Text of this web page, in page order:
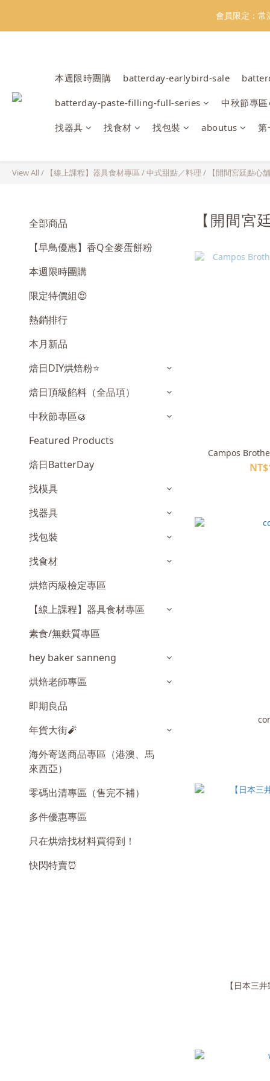
會員限定：常
會員限定：
會員限定：
本週限時團購 batterday-earlybird-sale
batterday-paste-filling-full-series 中秋節專區
找器具 找食材 找包裝 aboutus 第
View All/ 【線上課程】器具食材專區 /中式甜點／料理 / 【開間宮廷點心
全部商品
【早鳥優惠】香Q全麥蛋餅粉
本週限時團購
限定特價組😍
熱銷排行
本月新品
焙日DIY烘焙粉⭐️
焙日頂級餡料（全品項）
中秋節專區🥮
Featured Products
焙日BatterDay
找模具
找器具
找包裝
找食材
烘焙丙級檢定專區
【線上課程】器具食材專區
素食/無麩質專區
hey baker sanneng
烘焙老師專區
即期良品
年貨大街🧨
海外寄送商品專區（港澳、馬
來西亞）
零碼出清專區（售完不補）
多件優惠專區
只在烘焙找材料買得到！
快閃特賣⏰
【開間宮
Campos
【日本三